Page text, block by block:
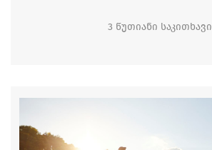
3 წუთიანი საკითხავი